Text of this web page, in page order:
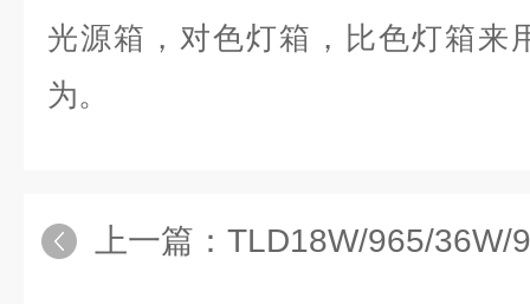
光源箱，对色灯箱，比色灯箱来
为。
上一篇： TLD18W/965/36W/965*